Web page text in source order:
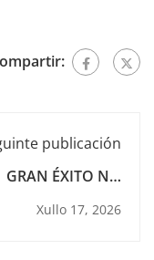
publicación
GRAN ÉXITO NO
UN MILITAR
Xullo 17, 2026